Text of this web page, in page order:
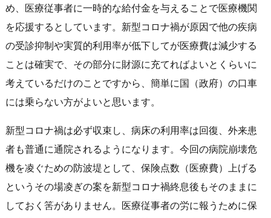
め、医療従事者に一時的な給付金を与えることで医療機関
を応援するとしています。新型コロナ禍が原因で他の疾病
の受診抑制や実質的利用率が低下してが医療費は減少する
ことは確実で、その部分に財源に充てればよいとくらいに
考えているだけのことですから、簡単に国（政府）の口車
には乗らない方がよいと思います。
新型コロナ禍は必ず収束し、病床の利用率は回復、外来患
者も普通に通院されるようになります。今回の病院崩壊危
機を凌ぐための防波堤として、保険点数（医療費）上げる
というその場凌ぎの案を新型コロナ禍終息後もそのままに
しておく筈がありません。医療従事者の労に報うために保